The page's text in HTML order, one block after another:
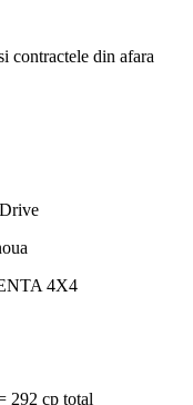
contractele din afara
4X4
292 cp total